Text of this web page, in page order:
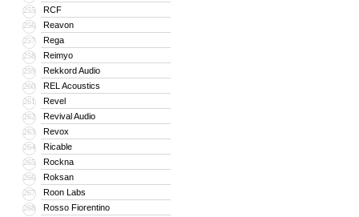
255 RCF
256 Reavon
257 Rega
258 Reimyo
259 Rekkord Audio
260 REL Acoustics
261 Revel
262 Revival Audio
263 Revox
264 Ricable
265 Rockna
266 Roksan
267 Roon Labs
268 Rosso Fiorentino